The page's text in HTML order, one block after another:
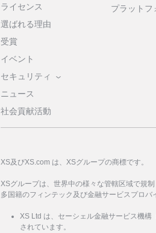
ライセンス
選ばれる理由
受賞
イベント
セキュリティ
ニュース
社会貢献活動
プラットフ
XS及びXS.com は、XSグループの商標です。
XSグループは、世界中の様々な管轄区域で規
多国籍のフィンテック及び金融サービスプロバ
XS Ltd は、セーシェル金融サービス機構
されています。